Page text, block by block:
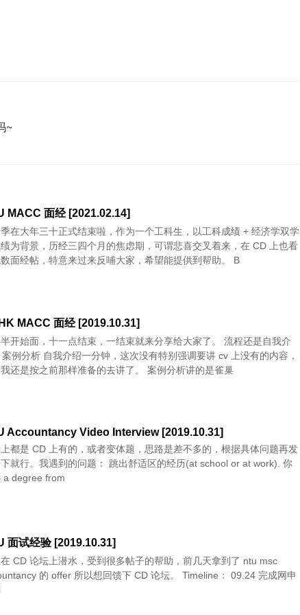
~
MACC 面经 [2021.02.14]
在大年三十正式结束啦，作为一个工科生，以工科成绩 + 经济学双学
为背景，历经三四个月的焦虑期，可谓悲喜交叉着来，在 CD 上也看
面经帖，特意来过来反哺大家，希望能提供到帮助。 B
MACC 面经 [2019.10.31]
开始面，十一点结束，一结束就来分享给大家了。 流程还是自我介
钟，这次没有特别强调要讲 cv 上没有的内容，
还是按之前那样准备的去讲了。 案例分析讲的是雀巢
Accountancy Video Interview [2019.10.31]
都是 CD 上有的，或者变体题，思路是差不多的，根据具体问题再发
我遇到的问题： 跳出舒适区的经历(at school or at work). 你
a degree from
面试经验 [2019.10.31]
CD 论坛上潜水，受到很多帖子的帮助，前几天拿到了 ntu msc
的 offer 所以想回馈下 CD 论坛。 Timeline： 09.24 完成网申